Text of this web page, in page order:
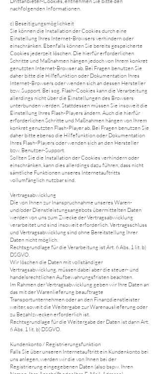
nachfolgenden Informationen.
c) Beseitigungsmöglichkeit
Sie können die Installation der Cookies durch eine
Einstellung Ihres Internet-Browsers verhindern oder
einschränken. Ebenfalls können Sie bereits gespeicherte
Cookies jederzeit löschen. Die hierfür erforderlichen
Schritte und Maßnahmen hängen jedoch von Ihrem konkret
genutzten Internet-Browser ab. Bei Fragen benutzen Sie
daher bitte die Hilfefunktion oder Dokumentation Ihres
Internet-Browsers oder wenden sich an dessen Hersteller
bzw. Support. Bei sog. Flash-Cookies kann die Verarbeitung
allerdings nicht über die Einstellungen des Browsers
unterbunden werden. Stattdessen müssen Sie insoweit die
Einstellung Ihres Flash-Players ändern. Auch die hierfür
erforderlichen Schritte und Maßnahmen hängen von Ihrem
konkret genutzten Flash-Player ab. Bei Fragen benutzen Sie
daher bitte ebenso die Hilfefunktion oder Dokumentation
Ihres Flash-Players oder wenden sich an den Hersteller
bzw. Benutzer-Support.
Sollten Sie die Installation der Cookies verhindern oder
einschränken, kann dies allerdings dazu führen, dass nicht
sämtliche Funktionen unseres Internetauftritts
vollumfänglich nutzbar sind.
Vertragsabwicklung
Die von Ihnen zur Inanspruchnahme unseres Waren-
und/oder Dienstleistungsangebots übermittelten Daten
werden von uns zum Zwecke der Vertragsabwicklung
verarbeitet und sind insoweit erforderlich. Vertragsschluss
und Vertragsabwicklung sind ohne Bereitstellung Ihrer
Daten nicht möglich.
Rechtsgrundlage für die Verarbeitung ist Art. 6 Abs. 1 lit. b)
DSGVO.
Wir löschen die Daten mit vollständiger
Vertragsabwicklung, müssen dabei aber die steuer- und
handelsrechtlichen Aufbewahrungsfristen beachten.
Im Rahmen der Vertragsabwicklung geben wir Ihre Daten an
das mit der Warenlieferung beauftragte
Transportunternehmen oder an den Finanzdienstleister
weiter, soweit die Weitergabe zur Warenauslieferung oder
zu Bezahlzwecken erforderlich ist.
Rechtsgrundlage für die Weitergabe der Daten ist dann Art.
6 Abs. 1 lit. b) DSGVO.
Kundenkonto / Registrierungsfunktion
Falls Sie über unseren Internetauftritt ein Kundenkonto bei
uns anlegen, werden wir die von Ihnen bei der
Registrierung eingegebenen Daten (also bspw. Ihren